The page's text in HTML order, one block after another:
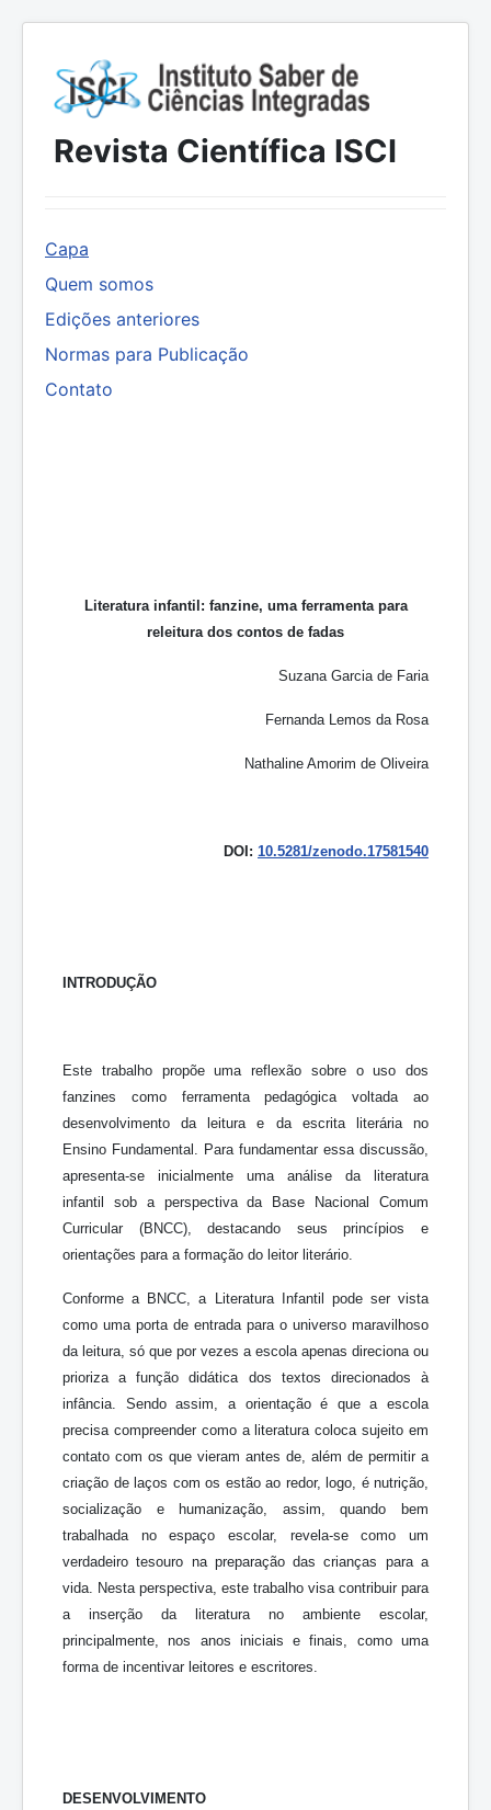
Revista Científica ISCI
Capa
Quem somos
Edições anteriores
Normas para Publicação
Contato
Literatura infantil: fanzine, uma ferramenta para
releitura dos contos de fadas
Suzana Garcia de Faria
Fernanda Lemos da Rosa
Nathaline Amorim de Oliveira
DOI: 10.5281/zenodo.17581540
INTRODUÇÃO
Este trabalho propõe uma reflexão sobre o uso dos
fanzines como ferramenta pedagógica voltada ao
desenvolvimento da leitura e da escrita literária no
Ensino Fundamental. Para fundamentar essa discussão,
apresenta-se inicialmente uma análise da literatura
infantil sob a perspectiva da Base Nacional Comum
Curricular (BNCC), destacando seus princípios e
orientações para a formação do leitor literário.
Conforme a BNCC, a Literatura Infantil pode ser vista
como uma porta de entrada para o universo maravilhoso
da leitura, só que por vezes a escola apenas direciona ou
prioriza a função didática dos textos direcionados à
infância. Sendo assim, a orientação é que a escola
precisa compreender como a literatura coloca sujeito em
contato com os que vieram antes de, além de permitir a
criação de laços com os estão ao redor, logo, é nutrição,
socialização e humanização, assim, quando bem
trabalhada no espaço escolar, revela-se como um
verdadeiro tesouro na preparação das crianças para a
vida. Nesta perspectiva, este trabalho visa contribuir para
a inserção da literatura no ambiente escolar,
principalmente, nos anos iniciais e finais, como uma
forma de incentivar leitores e escritores.
DESENVOLVIMENTO